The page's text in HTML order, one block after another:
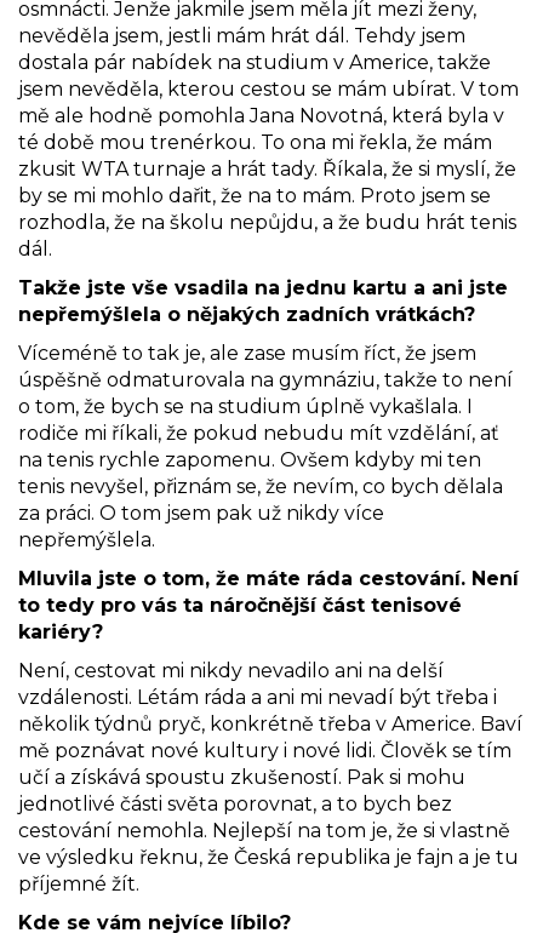
osmnácti. Jenže jakmile jsem měla jít mezi ženy,
nevěděla jsem, jestli mám hrát dál. Tehdy jsem
dostala pár nabídek na studium v Americe, takže
jsem nevěděla, kterou cestou se mám ubírat. V tom
mě ale hodně pomohla Jana Novotná, která byla v
té době mou trenérkou. To ona mi řekla, že mám
zkusit WTA turnaje a hrát tady. Říkala, že si myslí, že
by se mi mohlo dařit, že na to mám. Proto jsem se
rozhodla, že na školu nepůjdu, a že budu hrát tenis
dál.
Takže jste vše vsadila na jednu kartu a ani jste
nepřemýšlela o nějakých zadních vrátkách?
Víceméně to tak je, ale zase musím říct, že jsem
úspěšně odmaturovala na gymnáziu, takže to není
o tom, že bych se na studium úplně vykašlala. I
rodiče mi říkali, že pokud nebudu mít vzdělání, ať
na tenis rychle zapomenu. Ovšem kdyby mi ten
tenis nevyšel, přiznám se, že nevím, co bych dělala
za práci. O tom jsem pak už nikdy více
nepřemýšlela.
Mluvila jste o tom, že máte ráda cestování. Není
to tedy pro vás ta náročnější část tenisové
kariéry?
Není, cestovat mi nikdy nevadilo ani na delší
vzdálenosti. Létám ráda a ani mi nevadí být třeba i
několik týdnů pryč, konkrétně třeba v Americe. Baví
mě poznávat nové kultury i nové lidi. Člověk se tím
učí a získává spoustu zkušeností. Pak si mohu
jednotlivé části světa porovnat, a to bych bez
cestování nemohla. Nejlepší na tom je, že si vlastně
ve výsledku řeknu, že Česká republika je fajn a je tu
příjemné žít.
Kde se vám nejvíce líbilo?